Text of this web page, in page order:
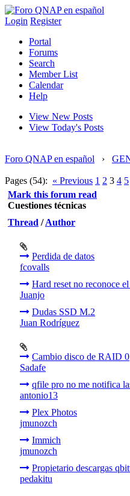
Login Register
Portal
Forums
Search
Member List
Calendar
Help
View New Posts
View Today's Posts
Foro QNAP en español ›
Pages (54): « Previous 1 2 3 4 5
Mark this forum read
Cuestiones técnicas
Thread /Author
Perdida de datos
fcovalls
Hard reset no reconoce
Juanjo
Dudas SSD M.2
Juan Rodríguez
Cambio disco de RAID 0
Sadafe
qfile pro no me notifica
antonio13
Plex Photos
jmunozch
Immich
jmunozch
Propietario descargas
pedakitu